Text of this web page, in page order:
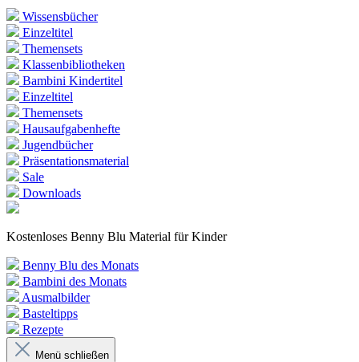
Wissensbücher
Einzeltitel
Themensets
Klassenbibliotheken
Bambini Kindertitel
Einzeltitel
Themensets
Hausaufgabenhefte
Jugendbücher
Präsentationsmaterial
Sale
Downloads
Kostenloses Benny Blu Material für Kinder
Benny Blu des Monats
Bambini des Monats
Ausmalbilder
Basteltipps
Rezepte
Menü schließen